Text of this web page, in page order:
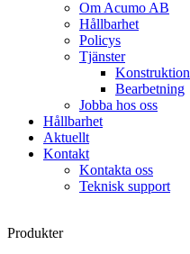
Om Acumo AB
Hållbarhet
Policys
Tjänster
Konstruktion
Bearbetning
Jobba hos oss
Hållbarhet
Aktuellt
Kontakt
Kontakta oss
Teknisk support
Produkter